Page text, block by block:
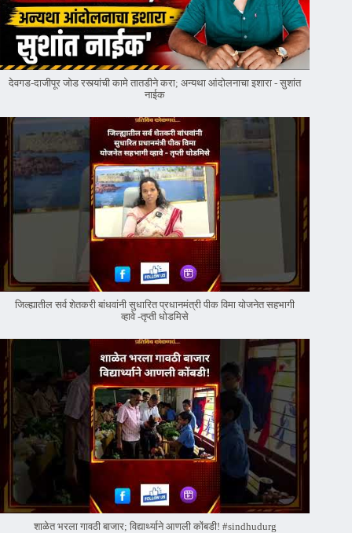
देवगड-दाजीपूर जोड रस्त्यांची कामे तातडीने करा; अन्यथा आंदोलनाचा इशारा - सुशांत
नाईक
जिल्ह्यातील सर्व शेतकरी बांधवांनी सुधारित प्रधानमंत्री पीक विमा योजनेत सहभागी
व्हावे -तृप्ती धोडमिसे
शाळेत भरला गावठी बाजार; विद्यार्थ्याने आणली कोंबडी! #sindhudurg